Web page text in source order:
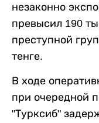
незаконно
превысил 190
преступной
тенге.
В ходе
при очередной
"Турксиб"